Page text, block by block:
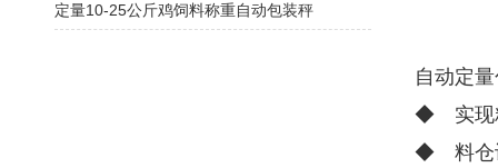
自动定
◆ 实现
◆ 料仓
定量10-25公斤鸡饲料称重自动包装秤